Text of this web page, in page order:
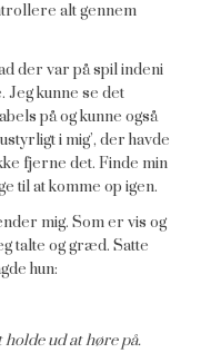
alt gennem
der var på spil indeni
Jeg kunne se det
på og kunne også
i mig’, der havde
fjerne det. Finde min
til at komme op igen.
mig. Som er vis og
talte og græd. Satte
hun:
ud at høre på.